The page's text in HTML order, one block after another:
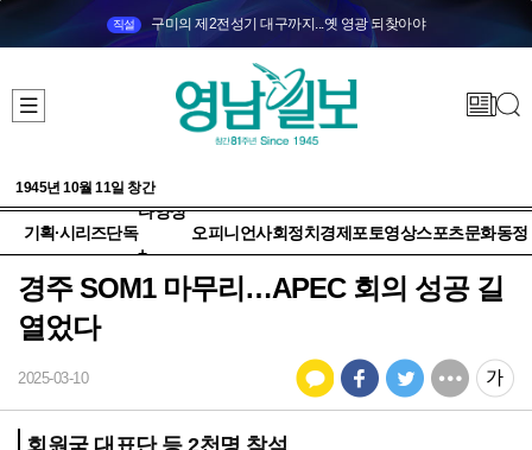
직설 구미의 제2전성기 대구까지...옛 영광 되찾아야
1945년 10월 11일 창간
기획·시리즈단독
다양성
+
오피니언사회정치 경제 포토영상스포츠문화동정
경주 SOM1 마무리…APEC 회의 성공 길
열었다
2025-03-10